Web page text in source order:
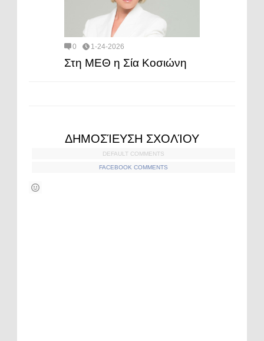
0 1-24-2026
Στη ΜΕΘ η Σία Κοσιώνη
ΔΗΜΟΣΊΕΥΣΗ ΣΧΟΛΊΟΥ
DEFAULT COMMENTS
FACEBOOK COMMENTS